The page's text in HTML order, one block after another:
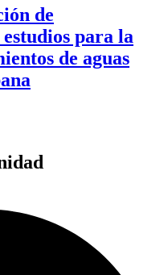
de
para la
de aguas